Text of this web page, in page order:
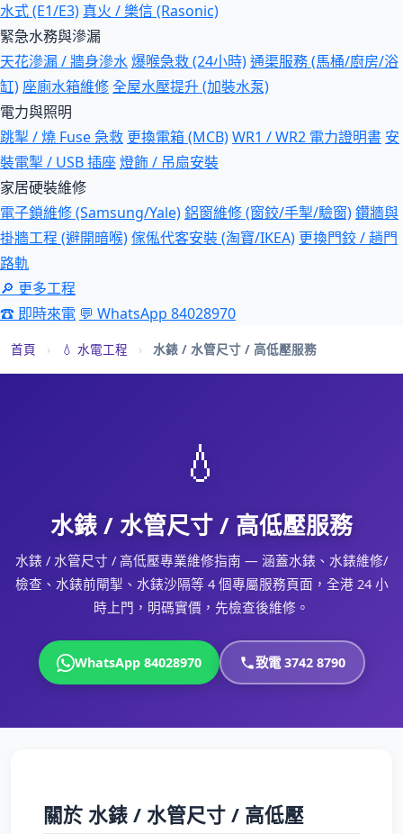
水式 (E1/E3) 真火 / 樂信 (Rasonic)
緊急水務與滲漏
天花滲漏 / 牆身滲水爆喉急救 (24小時)通渠服務 (馬桶/廚房/浴
缸) 座廁水箱維修全屋水壓提升 (加裝水泵)
電力與照明
跳掣 / 燒 Fuse 急救 更換電箱 (MCB)WR1 / WR2 電力證明書 安
裝電掣 / USB 插座燈飾 / 吊扇安裝
家居硬裝維修
電子鎖維修 (Samsung/Yale)鋁窗維修 (窗鉸/手掣/驗窗)鑽牆與
掛牆工程 (避開暗喉)傢俬代客安裝 (淘寶/IKEA) 更換門鉸 / 趟門
路軌
🔎 更多工程
☎ 即時來電 💬 WhatsApp 84028970
首頁 › 💧 水電工程 › 水錶 / 水管尺寸 / 高低壓服務
💧
水錶 / 水管尺寸 / 高低壓服務
水錶 / 水管尺寸 / 高低壓專業維修指南 — 涵蓋水錶、水錶維修/
檢查、水錶前閘掣、水錶沙隔等 4 個專屬服務頁面，全港 24 小
時上門，明碼實價，先檢查後維修。
WhatsApp 84028970 致電 3742 8790
關於 水錶 / 水管尺寸 / 高低壓